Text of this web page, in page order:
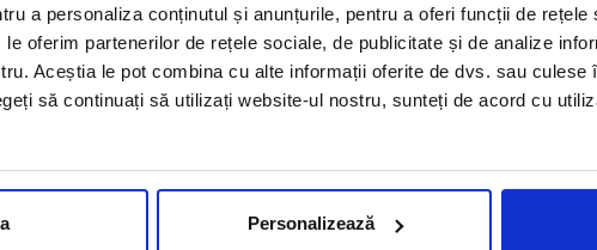
a personaliza conținutul și anunțurile, pentru a oferi funcții de rețele
oferim partenerilor de rețele sociale, de publicitate și de analize
Aceștia le pot combina cu alte informații oferite de dvs. sau
să continuați să utilizați website-ul nostru, sunteți de acord cu
Personalizează
VEZI TARIFE SI DESTINATII Olanda